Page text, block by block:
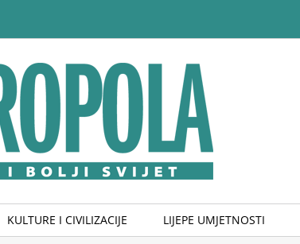
KULTURE I CIVILIZACIJE LIJEPE UMJETNOSTI